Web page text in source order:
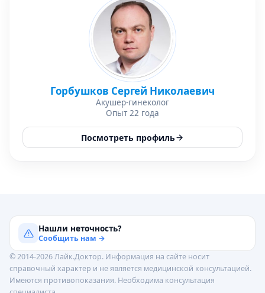
Горбушков Сергей Николаевич
Акушер-гинеколог
Опыт 22 года
Посмотреть профиль
Нашли неточность?
Сообщить нам →
© 2014-2026 Лайк.Доктор. Информация на сайте носит
справочный характер и не является медицинской консультацией.
Имеются противопоказания. Необходима консультация